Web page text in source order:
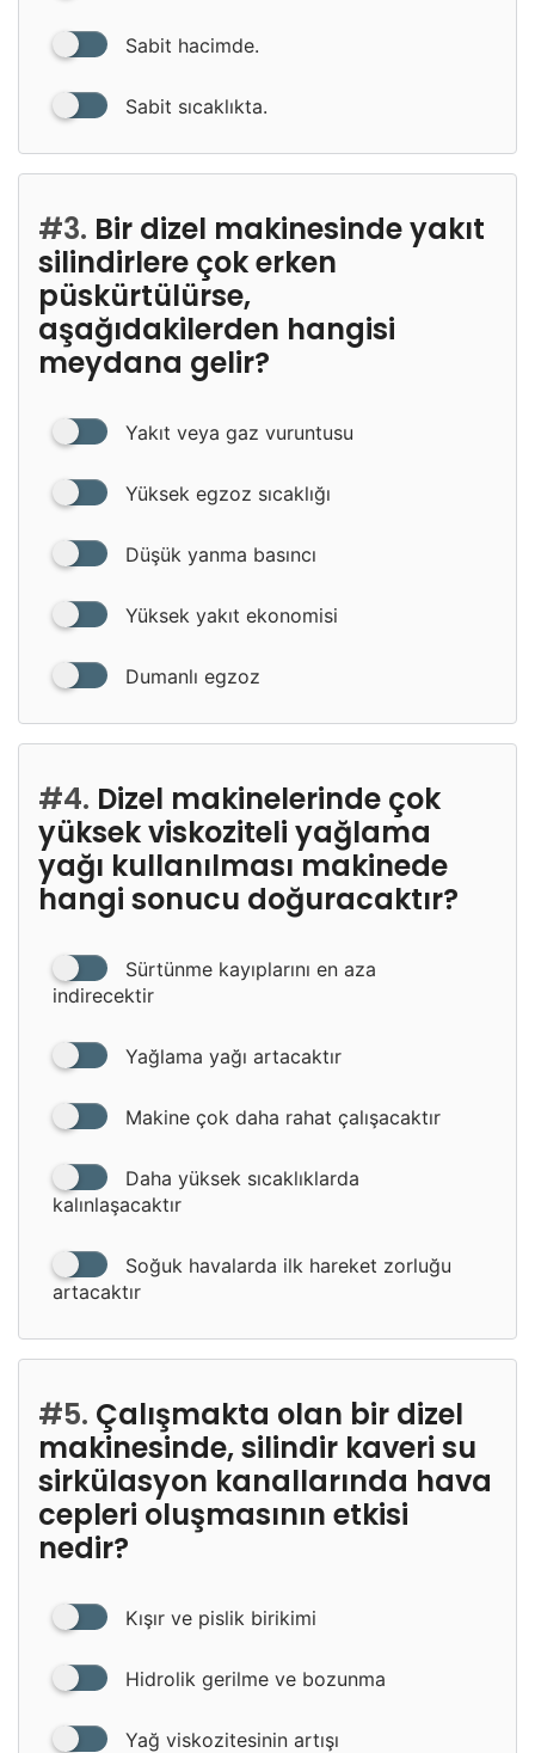
Sabit hacimde.
Sabit sıcaklıkta.
#3. Bir dizel makinesinde yakıt
silindirlere çok erken
püskürtülürse,
aşağıdakilerden hangisi
meydana gelir?
Yakıt veya gaz vuruntusu
Yüksek egzoz sıcaklığı
Düşük yanma basıncı
Yüksek yakıt ekonomisi
Dumanlı egzoz
#4. Dizel makinelerinde çok
yüksek viskoziteli yağlama
yağı kullanılması makinede
hangi sonucu doğuracaktır?
Sürtünme kayıplarını en aza
indirecektir
Yağlama yağı artacaktır
Makine çok daha rahat çalışacaktır
Daha yüksek sıcaklıklarda
kalınlaşacaktır
Soğuk havalarda ilk hareket zorluğu
artacaktır
#5. Çalışmakta olan bir dizel
makinesinde, silindir kaveri su
sirkülasyon kanallarında hava
cepleri oluşmasının etkisi
nedir?
Kışır ve pislik birikimi
Hidrolik gerilme ve bozunma
Yağ viskozitesinin artışı